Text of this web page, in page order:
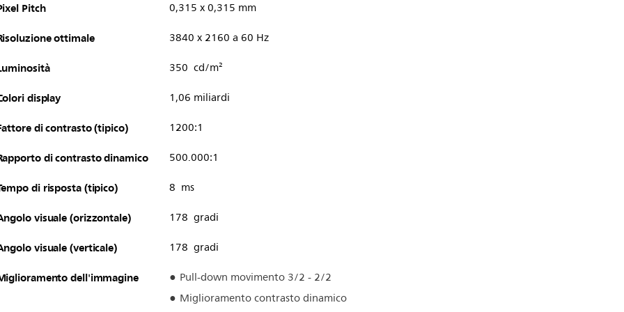
Pitch 0,315 x 0,315 mm
ottimale 3840 x 2160 a 60 Hz
350 cd/m²
display 1,06 miliardi
di contrasto (tipico) 1200:1
di contrasto dinamico 500.000:1
di risposta (tipico) 8 ms
visuale (orizzontale) 178 gradi
visuale (verticale) 178 gradi
dell'immagine
Pull-down movimento 3/2 - 2/2
Miglioramento contrasto dinamico